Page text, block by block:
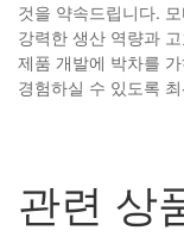
것을 약속드립니다.
강력한 생산 역량과
제품 개발에 박차를
경험하실 수 있도록
관련 상